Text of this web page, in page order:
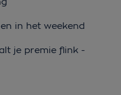
in het weekend
je premie flink -